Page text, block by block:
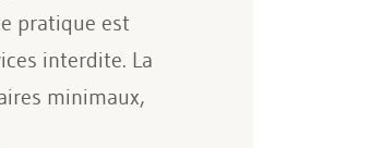
pratique est
interdite. La
minimaux,